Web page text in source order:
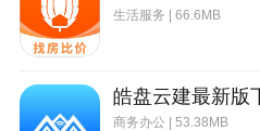
生活服务 | 66.6MB
商务办公 | 53.38MB